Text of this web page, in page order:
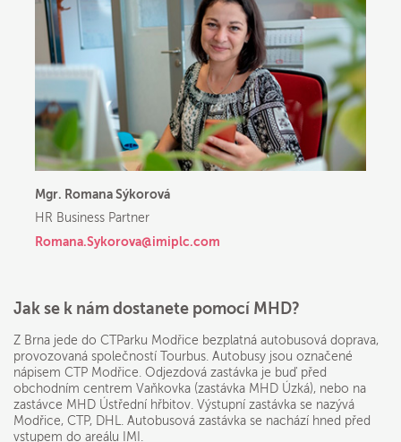
Mgr. Romana Sýkorová
HR Business Partner
Romana.Sykorova@imiplc.com
Jak se k nám dostanete pomocí MHD?
Z Brna jede do CTParku Modřice bezplatná autobusová doprava,
provozovaná společností Tourbus. Autobusy jsou označené
nápisem CTP Modřice. Odjezdová zastávka je buď před
obchodním centrem Vaňkovka (zastávka MHD Úzká), nebo na
zastávce MHD Ústřední hřbitov. Výstupní zastávka se nazývá
Modřice, CTP, DHL. Autobusová zastávka se nachází hned před
vstupem do areálu IMI.